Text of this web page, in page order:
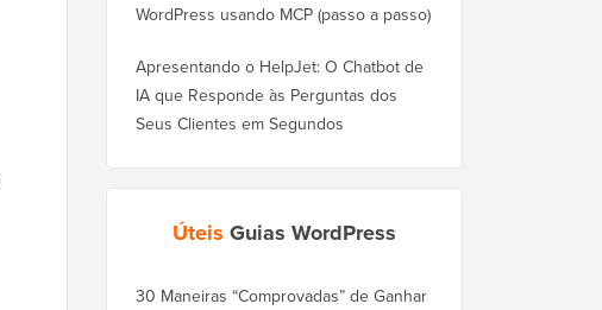
WordPress usando MCP (passo a passo)
Apresentando o HelpJet: O Chatbot de
IA que Responde às Perguntas dos
Seus Clientes em Segundos
Úteis Guias WordPress
30 Maneiras “Comprovadas” de Ganhar